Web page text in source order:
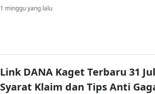
1 minggu yang lalu
Link DANA Kaget Terbaru 31
Syarat Klaim dan Tips Anti